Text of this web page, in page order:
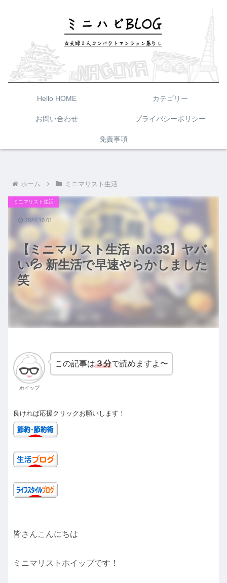
Hello HOME カテゴリー
お問い合わせ プライバシーポリシー
免責事項
ホーム ミニマリスト生活
【ミニマリスト生活_No.33】ヤバ
い💦 新生活で早速やらかしました
笑
ミニマリスト生活
2024.10.01
ホイップ
この記事は３分で読めますよ〜
良ければ応援クリックお願いします！
皆さんこんにちは
ミニマリストホイップです！